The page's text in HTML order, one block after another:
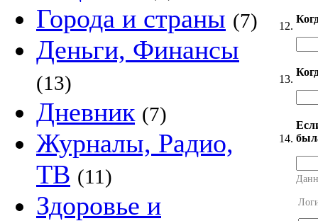
Города и страны (7)
Деньги, Финансы
(13)
Дневник (7)
Журналы, Радио,
ТВ (11)
Здоровье и
12.
13.
14.